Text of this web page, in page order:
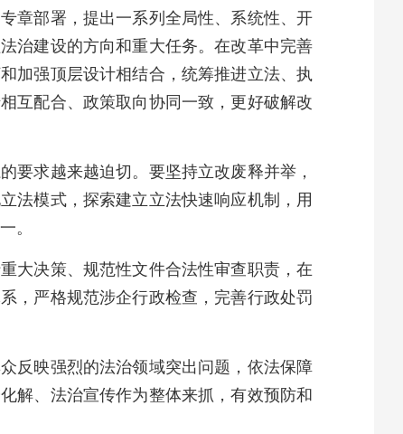
章部署，提出一系列全局性、系统性、开
治建设的方向和重大任务。在改革中完善
加强顶层设计相结合，统筹推进立法、执
互配合、政策取向协同一致，更好破解改
要求越来越迫切。要坚持立改废释并举，
法模式，探索建立立法快速响应机制，用
。
大决策、规范性文件合法性审查职责，在
，严格规范涉企行政检查，完善行政处罚
反映强烈的法治领域突出问题，依法保障
解、法治宣传作为整体来抓，有效预防和